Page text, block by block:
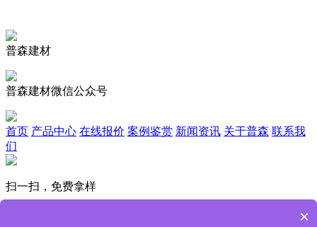
普森建材
普森建材微信公众号
首页 产品中心 在线报价 案例鉴赏 新闻资讯 关于普森 联系我
们
扫一扫，免费拿样
×